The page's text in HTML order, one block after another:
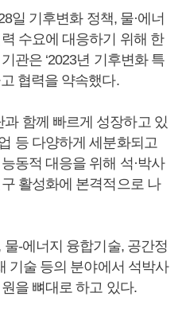
일 기후변화 정책, 물·에너
수요에 대응하기 위해 한
관은 ‘2023년 기후변화 특
협력을 약속했다.
함께 빠르게 성장하고 있
등 다양하게 세분화되고
동적 대응을 위해 석·박사
활성화에 본격적으로 나
-에너지 융합기술, 공간정
기술 등의 분야에서 석박사
을 뼈대로 하고 있다.